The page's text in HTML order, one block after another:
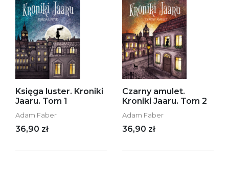
Księga luster. Kroniki
Jaaru. Tom 1
Adam Faber
36,90 zł
Czarny amulet.
Kroniki Jaaru. Tom 2
Adam Faber
36,90 zł